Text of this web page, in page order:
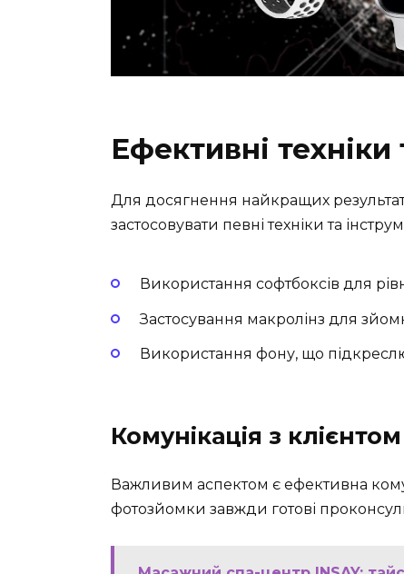
Ефективні
Для досягнення найкращих
застосовувати певні техніки та
Використання софтбоксів для
Застосування макролінз для
Використання фону, що
Комунікація з клієнтом
Важливим аспектом є ефективна
фотозйомки завжди готові